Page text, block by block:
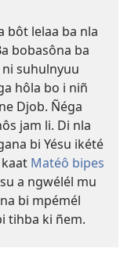
bôt lelaa ba nla
bobasôna ba
suhulnyuu
hôla bo i niñ
Djob. Ñéga
jam li. Di nla
bi Yésu ikété
Matéô bipes
a ngwélél mu
bi mpémél
tihba ki ñem.